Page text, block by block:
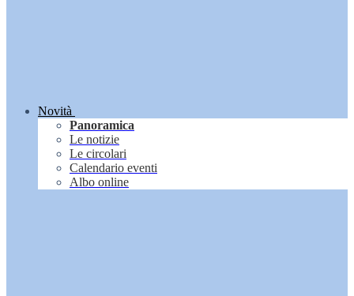
Novità
Panoramica
Le notizie
Le circolari
Calendario eventi
Albo online